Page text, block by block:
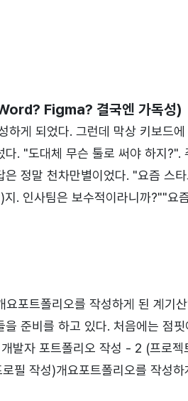
Figma? 결국엔 가독성)
하게 되었다. 그런데 막상 키보드
. "도대체 무슨 툴로 써야 하지?".
정말 천차만별이었다. "요즘 스
. 인사팀은 보수적이라니까?""요
래서 이번 기회..
포트폴리오를 작성하게 된 계기산
준비를 하고 있다. 처음에는 점
발자 포트폴리오 작성 - 2 (프로젝
필 작성)개요포트폴리오를 작성하